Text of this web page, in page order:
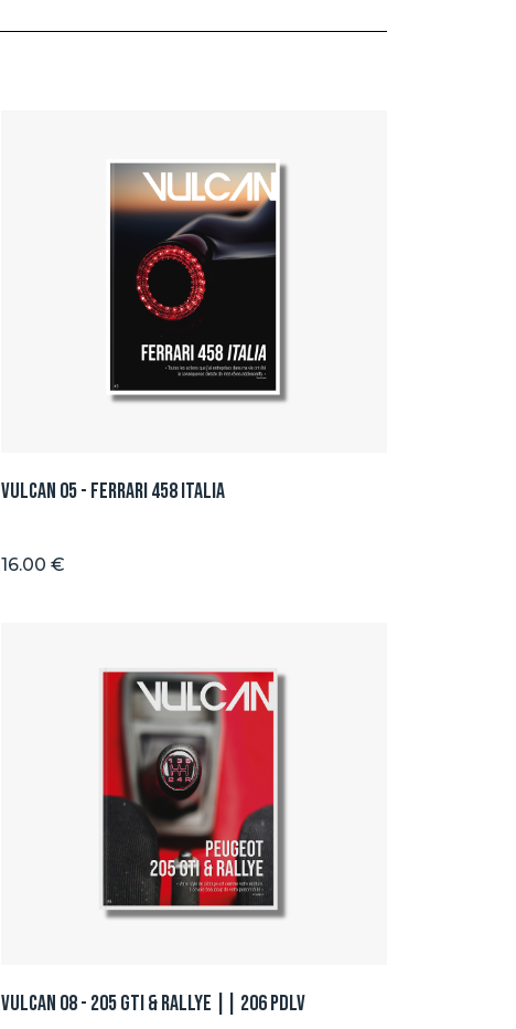
Vulcan 05 - Ferrari 458 ITALIA
16.00 €
Vulcan 08 - 205 GTI & Rallye || 206 PDLV